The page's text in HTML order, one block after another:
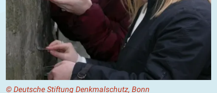
© Deutsche Stiftung Denkmalschutz, Bonn